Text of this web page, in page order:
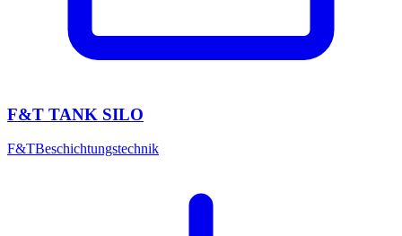
F&T TANK SILO
F&TBeschichtungstechnik